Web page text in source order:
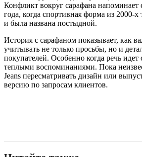
Конфликт вокруг сарафана
года, когда спортивная форма из 2000-
и была названа постыдной.
История с сарафаном показывает, как
учитывать не только просьбы, но и
покупателей. Особенно когда речь
теплыми воспоминаниями. Пока
Jeans пересматривать дизайн или
версию по запросам клиентов.